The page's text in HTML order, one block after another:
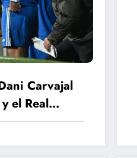
Carvajal
el Real
renovarle